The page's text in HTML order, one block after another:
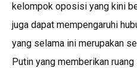
kelompok oposisi yang kini
juga dapat mempengaruhi
yang selama ini merupakan
Putin yang memberikan